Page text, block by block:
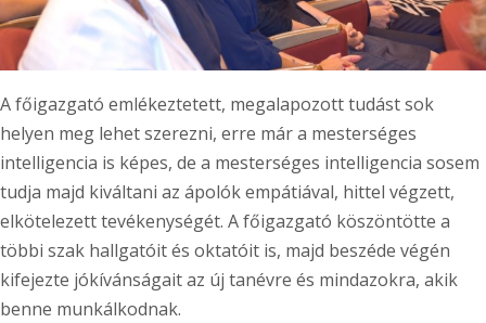
A főigazgató emlékeztetett, megalapozott tudást sok
helyen meg lehet szerezni, erre már a mesterséges
intelligencia is képes, de a mesterséges intelligencia sosem
tudja majd kiváltani az ápolók empátiával, hittel végzett,
elkötelezett tevékenységét. A főigazgató köszöntötte a
többi szak hallgatóit és oktatóit is, majd beszéde végén
kifejezte jókívánságait az új tanévre és mindazokra, akik
benne munkálkodnak.